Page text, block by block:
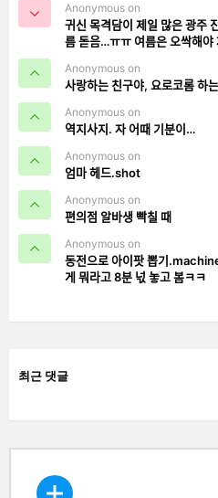
Anonymous on
귀신 목격담이 제일 많은
름 돋음…ㅠㅠ 여름은
Anonymous on
사랑하는 친구야, 요로코롬
Anonymous on
역지사지. 자 어때 기분이…
Anonymous on
엄마 헤드.shot
Anonymous on
편의점 알바생 빡칠 때
Anonymous on
동전으로 아이팟
게 뭐라고 8분 넋 놓고 봄ㅋㅋ
최근 댓글